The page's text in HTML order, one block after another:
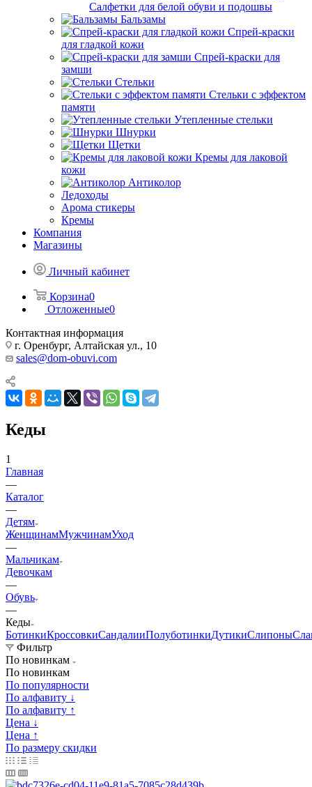
Салфетки для белой обуви и подошвы
Бальзамы
Спрей-краски
для гладкой кожи
Спрей-краски для
замши
Стельки
Стельки с эффектом
памяти
Утепленные стельки
Шнурки
Щетки
Кремы для лаковой
кожи
Антиколор
Ледоходы
Арома стикеры
Кремы
Компания
Магазины
Личный кабинет
Корзина0
Отложенные0
Контактная информация
г. Оренбург, Алтайская ул., 10
sales@dom-obuvi.com
Кеды
1
Главная
—
Каталог
—
Детям
ЖенщинамМужчинамУход
—
Мальчикам
Девочкам
—
Обувь
—
Кеды
БотинкиКроссовкиСандалииПолуботинкиДутикиСлипоны
Фильтр
По новинкам
По новинкам
По популярности
По алфавиту ↓
По алфавиту ↑
Цена ↓
Цена ↑
По размеру скидки